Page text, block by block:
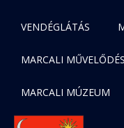
VENDÉGLÁTÁS
MARCALI
MARCALI MÚZEUM